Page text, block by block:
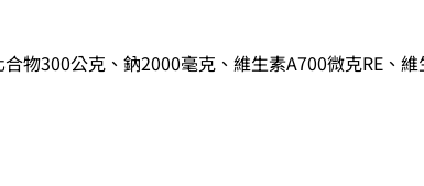
物300公克、鈉2000毫克、維生素A700微克RE、